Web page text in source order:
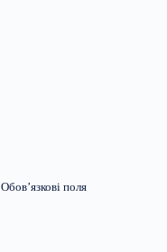
Обов’язкові поля